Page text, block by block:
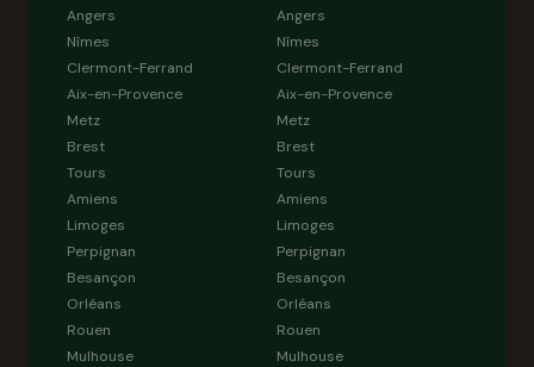
Angers
Nîmes
Clermont-Ferrand
Aix-en-Provence
Metz
Brest
Tours
Amiens
Limoges
Perpignan
Besançon
Orléans
Rouen
Mulhouse
Angers
Nîmes
Clermont-Ferrand
Aix-en-Provence
Metz
Brest
Tours
Amiens
Limoges
Perpignan
Besançon
Orléans
Rouen
Mulhouse